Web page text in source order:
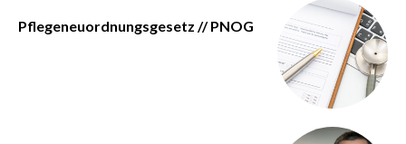
Pflegeneuordnungsgesetz // PNOG